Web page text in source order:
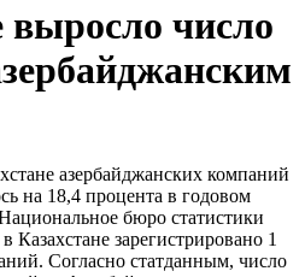
выросло число
азербайджанских компаний
на 18,4 процента в годовом
бюро статистики
Казахстане зарегистрировано 1
Согласно статданным, число